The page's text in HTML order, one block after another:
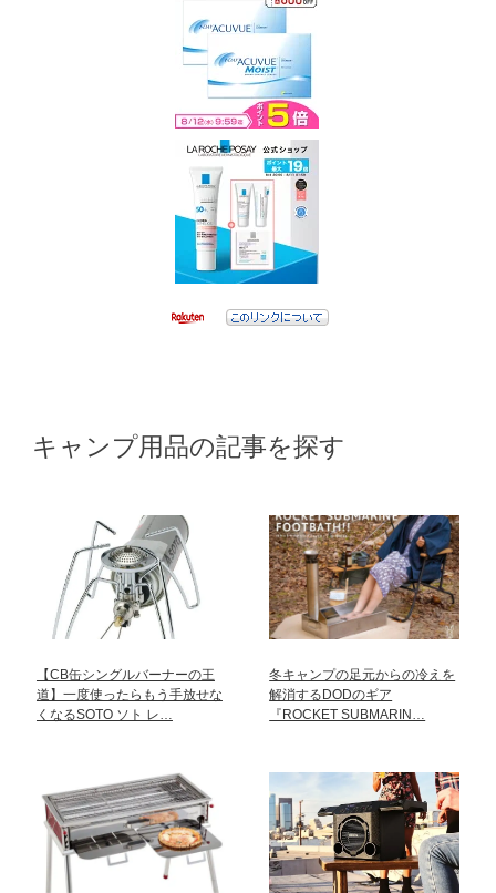
キャンプ用品の記事を探す
【CB缶シングルバーナーの王
道】一度使ったらもう手放せな
くなるSOTO ソト レ…
冬キャンプの足元からの冷えを
解消するDODのギア
『ROCKET SUBMARIN…